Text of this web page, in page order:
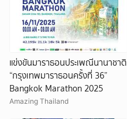
แข่งขันมาราธอนประเพณีนานาชาติ
“กรุงเทพมาราธอนครั้งที่ 36”
Bangkok Marathon 2025
Amazing Thailand